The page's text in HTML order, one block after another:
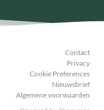
Contact
Privacy
Cookie Preferences
Nieuwsbrief
Algemene voorwaarden